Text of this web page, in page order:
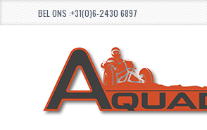
BEL ONS :+31(0)6-2430 6897